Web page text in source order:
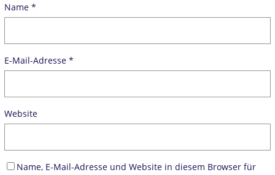
Name*
E-Mail-Adresse*
Website
Name, E-Mail-Adresse und Website in diesem Browser für